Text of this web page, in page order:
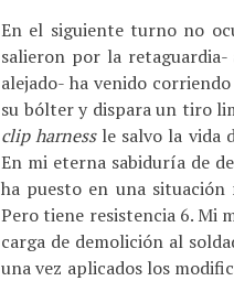
En el siguiente turno no
salieron por la
alejado- ha venido
su bólter y dispara un tiro
clip harnessle salvo la vida
En mi eterna sabiduría de
ha puesto en una situación
Pero tiene resistencia 6. Mi
carga de demolición al
una vez aplicados los